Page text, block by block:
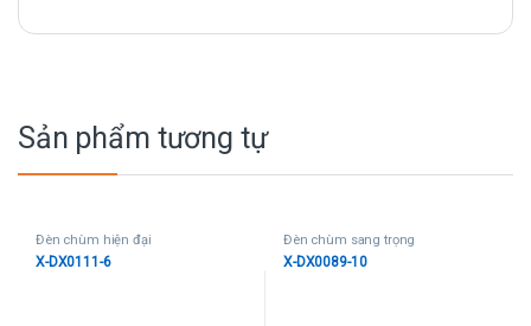
Sản phẩm tương tự
Đèn chùm hiện đại
X-DX0111-6
Đèn chùm sang trọng
X-DX0089-10